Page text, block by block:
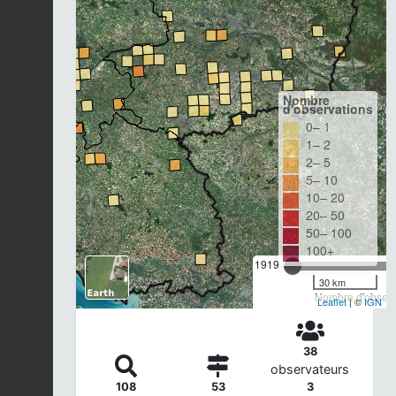
1919
Nombre
Nombre
d'observations
0– 1
1– 2
2– 5
5– 10
10– 20
20– 50
50– 100
100+
30 km
Leaflet| ©IGN
108 53
38
observateurs
3